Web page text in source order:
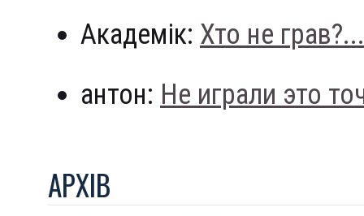
Академік: Хто не грав?...
антон: Не играли это
АРХIВ